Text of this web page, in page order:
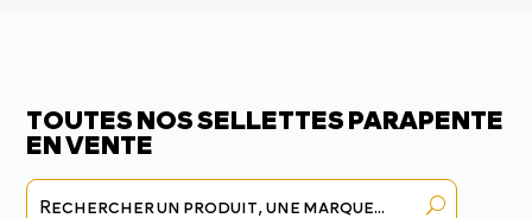
TOUTES NOS SELLETTES PARAPENTE
EN VENTE